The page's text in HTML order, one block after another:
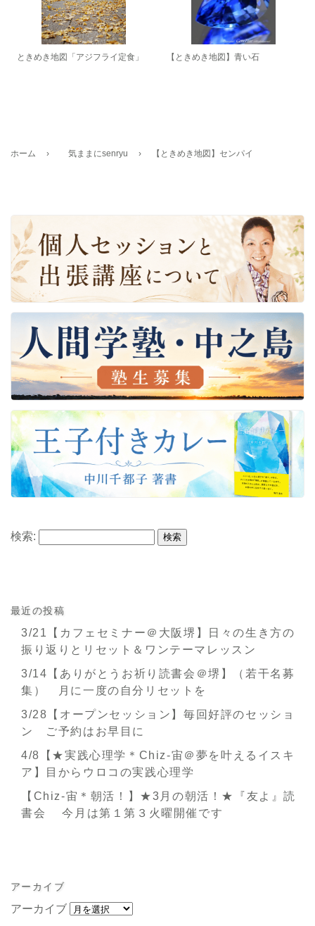
ときめき地図「アジフライ定食」 【ときめき地図】青い石
ホーム › 気ままにsenryu › 【ときめき地図】センパイ
検索:
最近の投稿
3/21【カフェセミナー＠大阪堺】日々の生き方の
振り返りとリセット＆ワンテーマレッスン
3/14【ありがとうお祈り読書会＠堺】（若干名募
集） 月に一度の自分リセットを
3/28【オープンセッション】毎回好評のセッショ
ン ご予約はお早目に
4/8【★実践心理学＊Chiz-宙＠夢を叶えるイスキ
ア】目からウロコの実践心理学
【Chiz-宙＊朝活！】★3月の朝活！★『友よ』読
書会 今月は第１第３火曜開催です
アーカイブ
アーカイブ